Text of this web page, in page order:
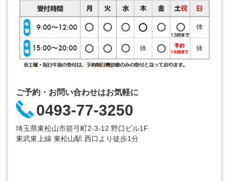
ご予約・お問い合わせはお気軽に
0493-77-3250
埼玉県東松山市箭弓町2-3-12 野口ビル1F
東武東上線 東松山駅 西口より徒歩1分